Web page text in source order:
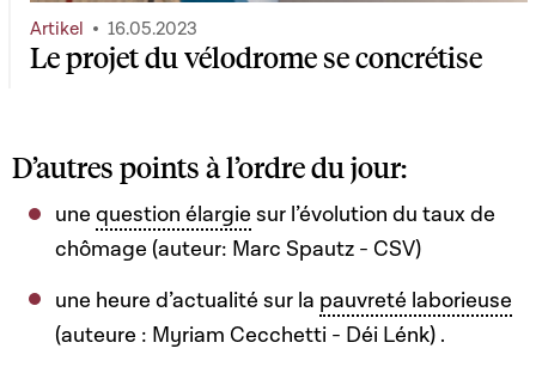
Le projet du vélodrome se concrétise
Artikel 16.05.2023
D’autres points à l’ordre du jour:
unequestion élargie sur l’évolution du taux de
chômage (auteur: Marc Spautz - CSV)
une heure d’actualité sur la pauvreté laborieuse
(auteure : Myriam Cecchetti - Déi Lénk) .